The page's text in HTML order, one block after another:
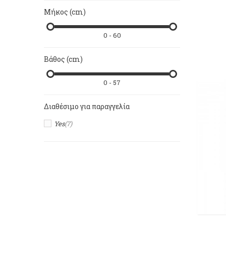
Μήκος (cm)
0 - 60
Βάθος (cm)
0 - 57
Διαθέσιμο για παραγγελία
Yes(7)